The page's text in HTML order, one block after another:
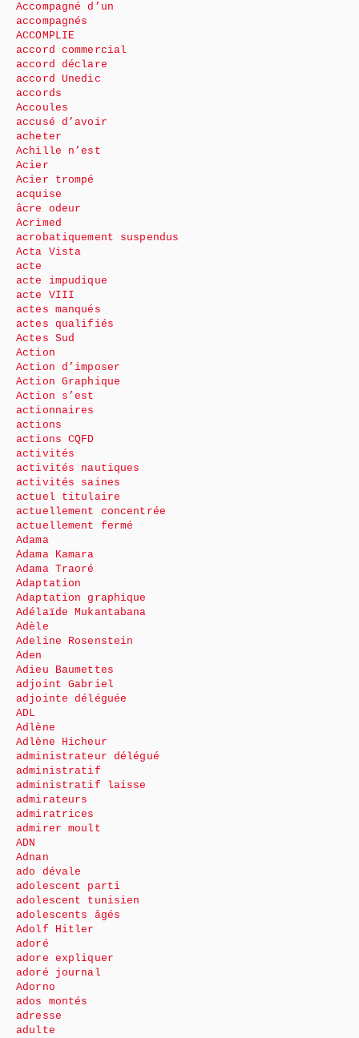
Accompagné d’un
accompagnés
ACCOMPLIE
accord commercial
accord déclare
accord Unedic
accords
Accoules
accusé d’avoir
acheter
Achille n’est
Acier
Acier trompé
acquise
âcre odeur
Acrimed
acrobatiquement suspendus
Acta Vista
acte
acte impudique
acte VIII
actes manqués
actes qualifiés
Actes Sud
Action
Action d’imposer
Action Graphique
Action s’est
actionnaires
actions
actions CQFD
activités
activités nautiques
activités saines
actuel titulaire
actuellement concentrée
actuellement fermé
Adama
Adama Kamara
Adama Traoré
Adaptation
Adaptation graphique
Adélaïde Mukantabana
Adèle
Adeline Rosenstein
Aden
Adieu Baumettes
adjoint Gabriel
adjointe déléguée
ADL
Adlène
Adlène Hicheur
administrateur délégué
administratif
administratif laisse
admirateurs
admiratrices
admirer moult
ADN
Adnan
ado dévale
adolescent parti
adolescent tunisien
adolescents âgés
Adolf Hitler
adoré
adore expliquer
adoré journal
Adorno
ados montés
adresse
adulte